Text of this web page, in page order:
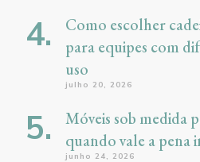
Como escolher
para equipes com
uso
julho 20, 2026
Móveis sob medida
quando vale a pena
junho 24, 2026